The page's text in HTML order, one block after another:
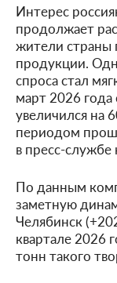
Интерес
продолжает
жители страны
продукции.
спроса стал
март 2026 года
увеличился на
периодом
в пресс-
По данным
заметную
Челябинск
квартале 2026
тонн такого